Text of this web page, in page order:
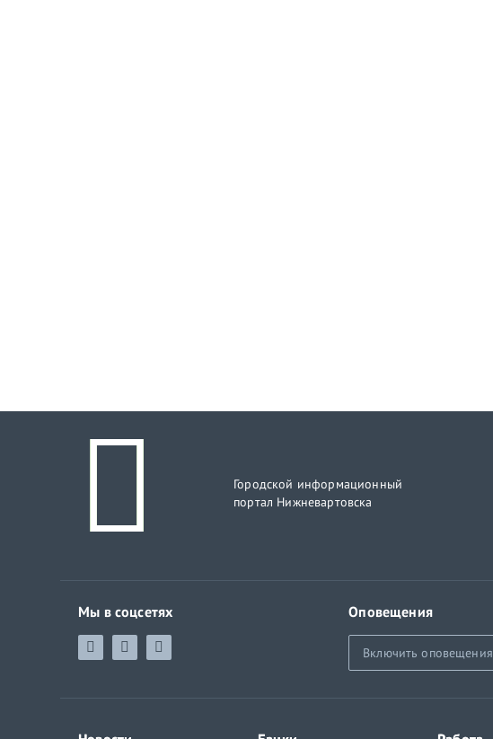
Городской информационный
портал Нижневартовска
Мы в соцсетях Оповещения
Включить оповещения